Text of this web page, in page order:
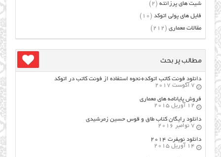
شیت های پرزانته (2)
فایل های پولی اتوکد (10)
مقالات معماری (212)
مطالب پر بحث
دانلود فونت کاتب اتوکد+نحوه استفاده از فونت کاتب در اتوکد
7 آگوست 2017
فروش پایانامه های معماری
12 آوریل 2015
دانلود رایگان کتاب طاق و قوس حسین زمرشیدی
7 نوامبر 2016
دانلود نویفرت ۲۰۱۴
14 آوریل 2015